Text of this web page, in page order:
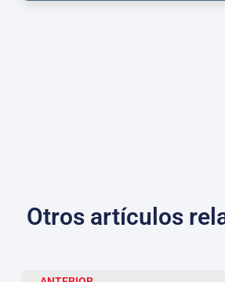
Otros artículos